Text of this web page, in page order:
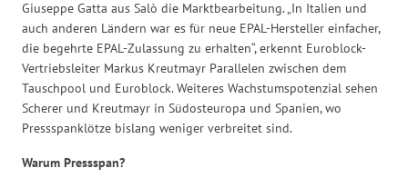
Giuseppe Gatta aus Salò die Marktbearbeitung. „In Italien und
auch anderen Ländern war es für neue EPAL-Hersteller einfacher,
die begehrte EPAL-Zulassung zu erhalten“, erkennt Euroblock-
Vertriebsleiter Markus Kreutmayr Parallelen zwischen dem
Tauschpool und Euroblock. Weiteres Wachstumspotenzial sehen
Scherer und Kreutmayr in Südosteuropa und Spanien, wo
Pressspanklötze bislang weniger verbreitet sind.
Warum Pressspan?